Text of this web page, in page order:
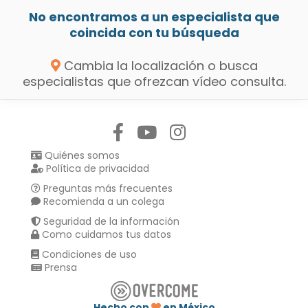
No encontramos a un especialista que
coincida con tu búsqueda
Cambia la localización o busca
especialistas que ofrezcan vídeo consulta.
Quiénes somos
Política de privacidad
Preguntas más frecuentes
Recomienda a un colega
Seguridad de la información
Como cuidamos tus datos
Condiciones de uso
Prensa